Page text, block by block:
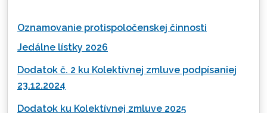
Oznamovanie protispoločenskej činnosti
Jedálne lístky 2026
Dodatok č. 2 ku Kolektívnej zmluve podpísaniej
23.12.2024
Dodatok ku Kolektívnej zmluve 2025